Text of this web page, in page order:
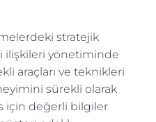
stratejik
ilişkileri yönetiminde
araçları ve teknikleri
sürekli olarak
için değerli bilgiler